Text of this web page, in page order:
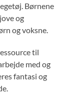
Børnene
og
og voksne.
til
med og
fantasi og